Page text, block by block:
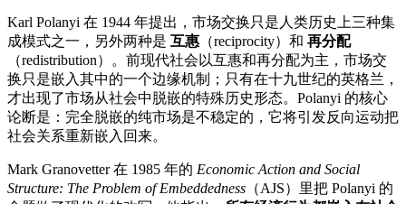
Karl Polanyi 在 1944 年提出，市场交换只是人类历史上三种集
成模式之一，另外两种是 互惠 （reciprocity）和 再分配
（redistribution）。前现代社会以互惠和再分配为主，市场交
换只是嵌入其中的一个边缘机制；只有在十九世纪的英格兰，
才出现了市场从社会中脱嵌的特殊历史形态。Polanyi 的核心
论断是：完全脱嵌的纯市场是不稳定的，它将引发反向运动把
社会关系重新嵌入回来。
Mark Granovetter 在 1985 年的 Economic Action and Social
Structure: The Problem of Embeddedness （AJS）里把 Polanyi 的